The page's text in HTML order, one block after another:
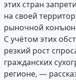
этих стран
на своей
рыночной
С учётом этих
резкий рост
гражданских
регионе, —